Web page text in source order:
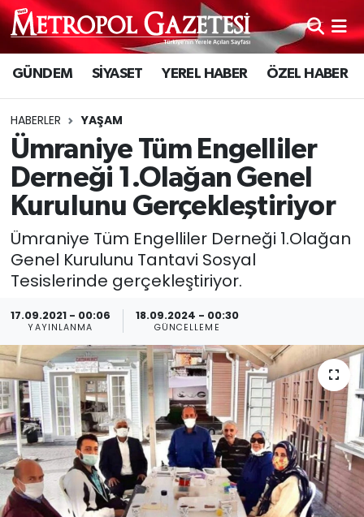
GÜNDEM SİYASET YEREL HABER ÖZEL HABER
HABERLER YAŞAM
Ümraniye Tüm Engelliler
Derneği 1.Olağan Genel
Kurulunu Gerçekleştiriyor
Ümraniye Tüm Engelliler Derneği 1.Olağan
Genel Kurulunu Tantavi Sosyal
Tesislerinde gerçekleştiriyor.
17.09.2021 - 00:06
YAYINLANMA
18.09.2024 - 00:30
GÜNCELLEME
Hava Durumu
Trafik Durumu
Süper Lig Puan Durumu ve Fikstür
Tüm Manşetler
Son Dakika Haberleri
Haber Arşivi